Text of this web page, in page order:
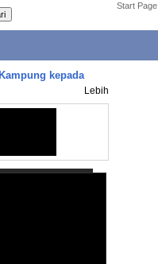
Start Page
kepada
Lebih